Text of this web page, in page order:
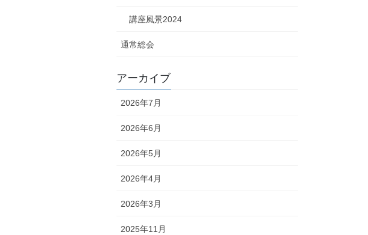
講座風景2024
通常総会
アーカイブ
2026年7月
2026年6月
2026年5月
2026年4月
2026年3月
2025年11月